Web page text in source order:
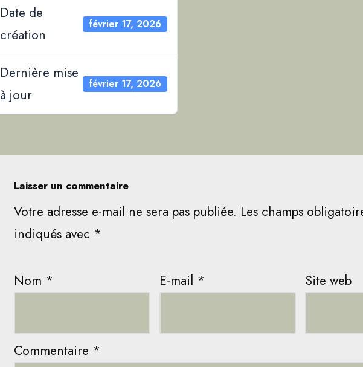
Date de
création
février 17, 2026
Dernière mise
à jour
février 17, 2026
Laisser un commentaire
Votre adresse e-mail ne sera pas publiée. Les champs
indiqués avec *
Nom * E-mail * Site web
Commentaire *